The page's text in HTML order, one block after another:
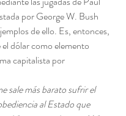
por George W. Bush
de ello. Es, entonces,
dólar como elemento
capitalista por
sale más barato sufrir el
al Estado que